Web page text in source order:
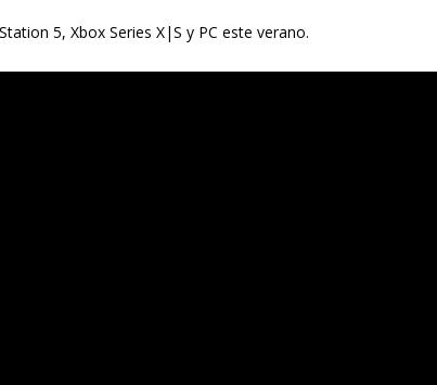
5, Xbox Series X|S y PC este verano.